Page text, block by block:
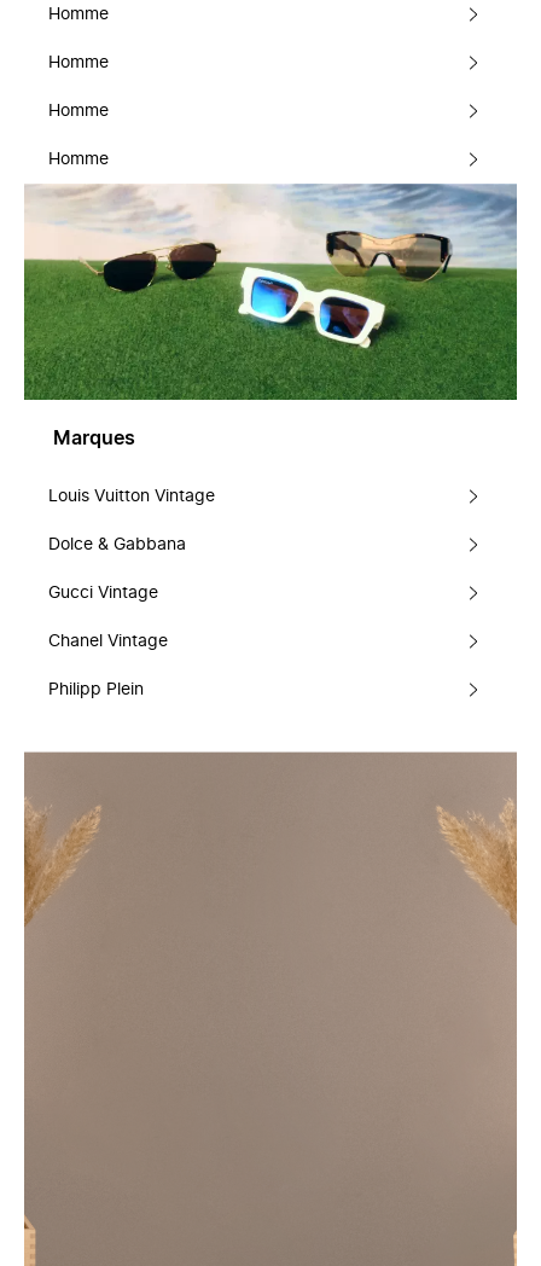
Homme
Homme
Homme
Homme
Marques
Louis Vuitton Vintage
Dolce & Gabbana
Gucci Vintage
Chanel Vintage
Philipp Plein